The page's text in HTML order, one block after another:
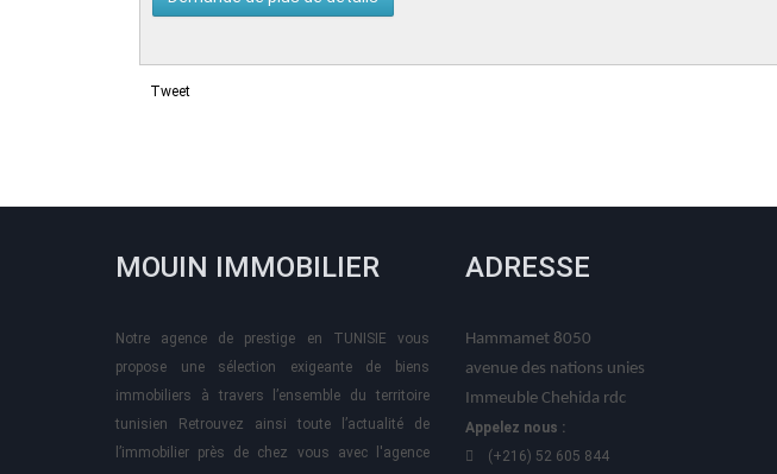
Tweet
MOUIN IMMOBILIER
Notre agence de prestige en TUNISIE vous
propose une sélection exigeante de biens
immobiliers à travers l’ensemble du territoire
tunisien Retrouvez ainsi toute l’actualité de
l’immobilier près de chez vous avec l'agence
ADRESSE
Hammamet 8050
avenue des nations unies
Immeuble Chehida rdc
Appelez nous :
(+216) 52 605 844